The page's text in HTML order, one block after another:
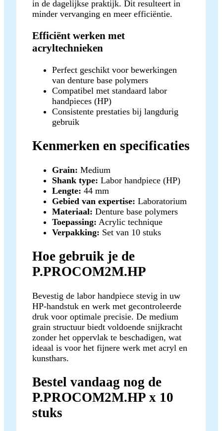
in de dagelijkse praktijk. Dit resulteert in
minder vervanging en meer efficiëntie.
Efficiënt werken met
acryltechnieken
Perfect geschikt voor bewerkingen
van denture base polymers
Compatibel met standaard labor
handpieces (HP)
Consistente prestaties bij langdurig
gebruik
Kenmerken en specificaties
Grain: Medium
Shank type: Labor handpiece (HP)
Lengte: 44 mm
Gebied van expertise: Laboratorium
Materiaal: Denture base polymers
Toepassing: Acrylic technique
Verpakking: Set van 10 stuks
Hoe gebruik je de
P.PROCOM2M.HP
Bevestig de labor handpiece stevig in uw
HP-handstuk en werk met gecontroleerde
druk voor optimale precisie. De medium
grain structuur biedt voldoende snijkracht
zonder het oppervlak te beschadigen, wat
ideaal is voor het fijnere werk met acryl en
kunsthars.
Bestel vandaag nog de
P.PROCOM2M.HP x 10
stuks